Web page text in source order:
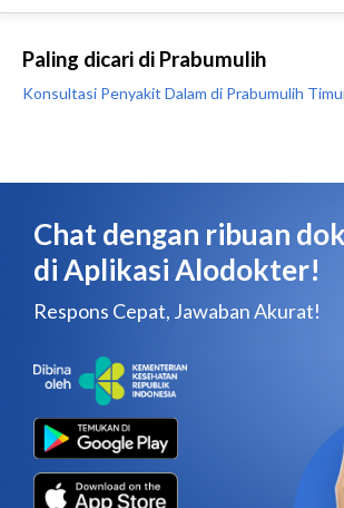
Paling dicari di Prabumulih
Konsultasi Penyakit Dalam di Prabumulih